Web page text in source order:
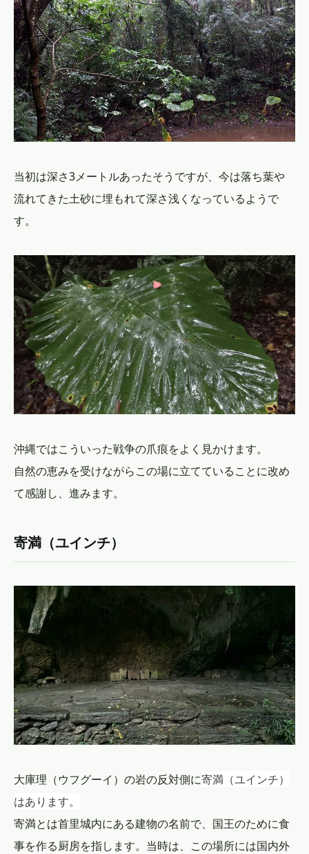
当初は深さ3メートルあったそうですが、今は落ち葉や
流れてきた土砂に埋もれて深さ浅くなっているようで
す。
沖縄ではこういった戦争の爪痕をよく見かけます。
自然の恵みを受けながらこの場に立てていることに改め
て感謝し、進みます。
寄満（ユインチ）
大庫理（ウフグーイ）の岩の反対側に寄満（ユインチ）
はあります。
寄満とは首里城内にある建物の名前で、国王のために食
事を作る厨房を指します。当時は、この場所には国内外